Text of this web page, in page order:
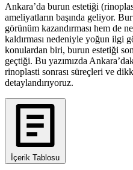
Ankara’da burun estetiği
ameliyatların başında geliyor.
görünüm kazandırması hem de
kaldırması nedeniyle yoğun ilgi
konulardan biri, burun estetiği
geçtiği. Bu yazımızda
rinoplasti sonrası süreçleri ve
detaylandırıyoruz.
İçerik Tablosu